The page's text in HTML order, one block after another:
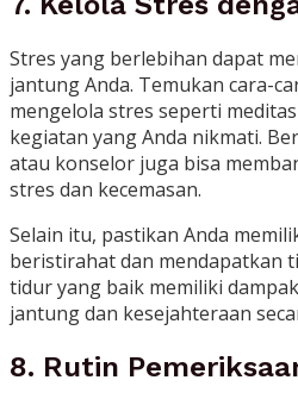
Stres yang berlebihan dapat
jantung Anda. Temukan cara-
mengelola stres seperti
kegiatan yang Anda nikmati.
atau konselor juga bisa
stres dan kecemasan.
Selain itu, pastikan Anda
beristirahat dan mendapatkan
tidur yang baik memiliki
jantung dan kesejahteraan
8. Rutin